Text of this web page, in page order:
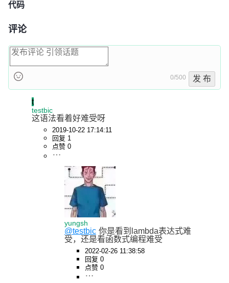
'*' => accumulator *= 2,
'/' => accumulator /= 2,
_ => { /* ignore everything else */ }
}
{}\" calculates the value {}",
program, accumulator);
代码
评论
0/500 发 布
t
testbic
这语法看着好难受呀
2019-10-22 17:14:11
回复 1
点赞 0
yungsh
@testbic 你是看到lambda表达式难
受，还是看函数式编程难受
2022-02-26 11:38:58
回复 0
点赞 0